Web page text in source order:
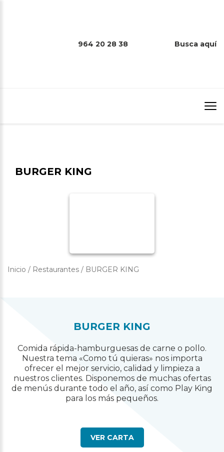
964 20 28 38 Busca aquí
BURGER KING
Inicio / Restaurantes / BURGER KING
BURGER KING
Comida rápida-hamburguesas de carne o pollo.
Nuestra tema «Como tú quieras» nos importa
ofrecer el mejor servicio, calidad y limpieza a
nuestros clientes. Disponemos de muchas ofertas
de menús durante todo el año, así como Play King
para los más pequeños.
VER CARTA